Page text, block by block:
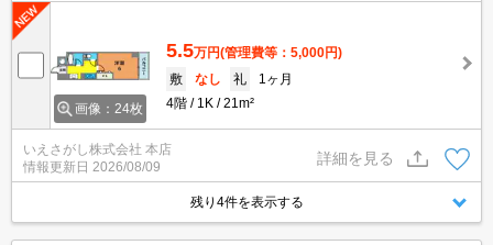
画像：24枚
5.5万円(管理費等：5,000円)
敷
なし 礼
1ヶ月
4階
1K 21m²
いえさがし株式会社 本店
情報更新日 2026/08/09
詳細を見る
残り4件を表示する